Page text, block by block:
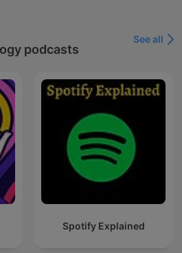
podcasts
See all
Spotify Explained